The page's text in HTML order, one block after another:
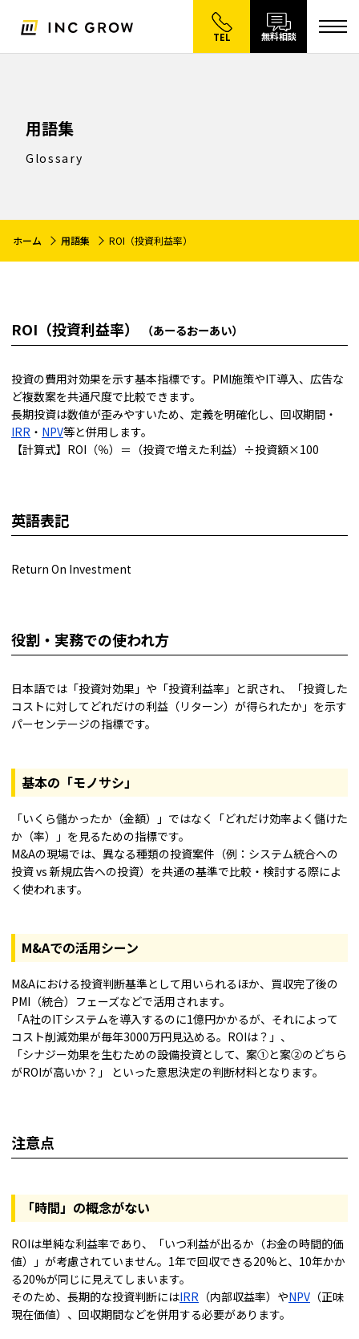
TEL 無料相談
用語集
Glossary
ホーム 用語集 ROI（投資利益率）
ROI（投資利益率） （あーるおーあい）
投資の費用対効果を示す基本指標です。PMI施策やIT導入、広告な
ど複数案を共通尺度で比較できます。
長期投資は数値が歪みやすいため、定義を明確化し、回収期間・
IRR ・ NPV等と併用します。
【計算式】ROI（％）＝（投資で増えた利益）÷投資額×100
英語表記
Return On Investment
役割・実務での使われ方
日本語では「投資対効果」や「投資利益率」と訳され、「投資した
コストに対してどれだけの利益（リターン）が得られたか」を示す
パーセンテージの指標です。
基本の「モノサシ」
「いくら儲かったか（金額）」ではなく「どれだけ効率よく儲けた
か（率）」を見るための指標です。
M&Aの現場では、異なる種類の投資案件（例：システム統合への
投資 vs 新規広告への投資）を共通の基準で比較・検討する際によ
く使われます。
M&Aでの活用シーン
M&Aにおける投資判断基準として用いられるほか、買収完了後の
PMI（統合）フェーズなどで活用されます。
「A社のITシステムを導入するのに1億円かかるが、それによって
コスト削減効果が毎年3000万円見込める。ROIは？」、
「シナジー効果を生むための設備投資として、案①と案②のどちら
がROIが高いか？」 といった意思決定の判断材料となります。
注意点
「時間」の概念がない
ROIは単純な利益率であり、「いつ利益が出るか（お金の時間的価
値）」が考慮されていません。1年で回収できる20%と、10年かか
る20%が同じに見えてしまいます。
そのため、長期的な投資判断にはIRR （内部収益率）やNPV （正味
現在価値）、回収期間などを併用する必要があります。